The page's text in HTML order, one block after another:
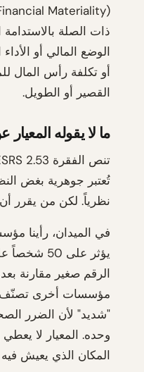
ذات الصلة
الوضع المالي أو
أو تكلفة رأس المال
القصير أو الطويل.
ما لا يقوله المعيار
تُعتبر جوهرية بغض
نظرياً. لكن من يقرر أن
في الميدان، رأينا
يؤثر على
الرقم صغير مقارنة
مؤسسات أخرى تصنّف
"شديد" لأن الضرر
وحده. المعيار لا يعطي
المكان الذي يعيش